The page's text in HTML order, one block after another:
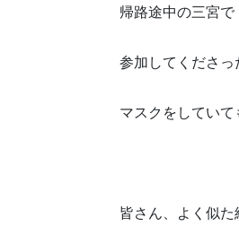
帰路途中の三宮で
参加してくださっ
マスクをしてい
皆さん、よく似た